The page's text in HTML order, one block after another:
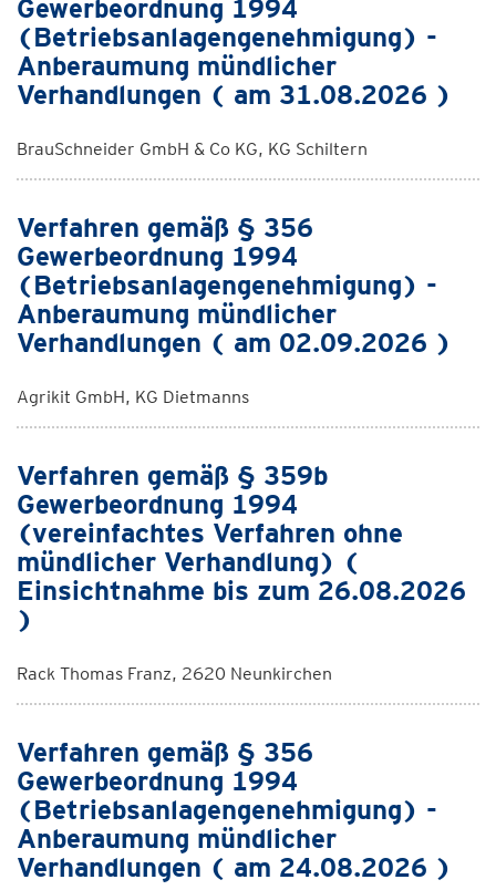
Gewerbeordnung 1994
(Betriebsanlagengenehmigung) -
Anberaumung mündlicher
Verhandlungen ( am 31.08.2026 )
BrauSchneider GmbH & Co KG, KG Schiltern
Verfahren gemäß § 356
Gewerbeordnung 1994
(Betriebsanlagengenehmigung) -
Anberaumung mündlicher
Verhandlungen ( am 02.09.2026 )
Agrikit GmbH, KG Dietmanns
Verfahren gemäß § 359b
Gewerbeordnung 1994
(vereinfachtes Verfahren ohne
mündlicher Verhandlung) (
Einsichtnahme bis zum 26.08.2026
)
Rack Thomas Franz, 2620 Neunkirchen
Verfahren gemäß § 356
Gewerbeordnung 1994
(Betriebsanlagengenehmigung) -
Anberaumung mündlicher
Verhandlungen ( am 24.08.2026 )